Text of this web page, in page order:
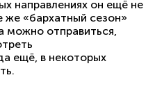
направлениях он ещё не
же «бархатный сезон»
можно отправиться,
ещё, в некоторых